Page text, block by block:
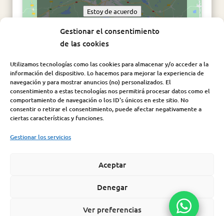
Gestionar el consentimiento
de las cookies
Utilizamos tecnologías como las cookies para almacenar y/o acceder a la
información del dispositivo. Lo hacemos para mejorar la experiencia de
navegación y para mostrar anuncios (no) personalizados. El
consentimiento a estas tecnologías nos permitirá procesar datos como el
comportamiento de navegación o los ID's únicos en este sitio. No
consentir o retirar el consentimiento, puede afectar negativamente a
ciertas características y funciones.
Gestionar los servicios
Aceptar
Denegar
Ver preferencias
Estoy de acuerdo
Síguenos en:
Política de Cookies|
información